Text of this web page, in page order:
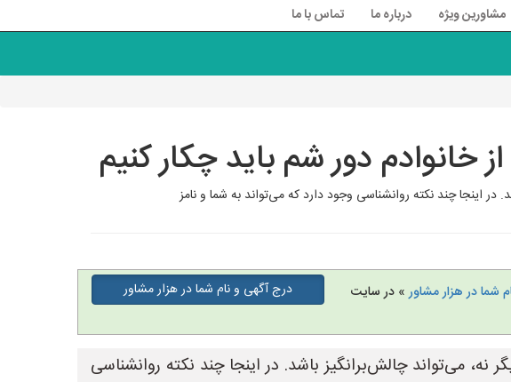
مشاورین ویژه درباره ما تماس با ما
دور شم باید چکار کنیم
اینجا چند نکته روانشناسی وجود دارد که می‌تواند به شما و نامز
شما در هزار مشاور» در سایت
درج آگهی و نام شما در هزار مشاور
می‌تواند چالش‌برانگیز باشد. در اینجا چند نکته روانشناسی